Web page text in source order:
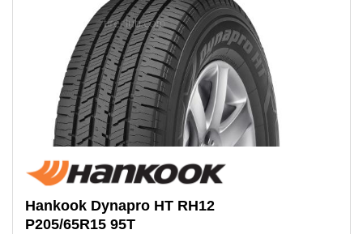
Hankook Dynapro HT RH12
P205/65R15 95T